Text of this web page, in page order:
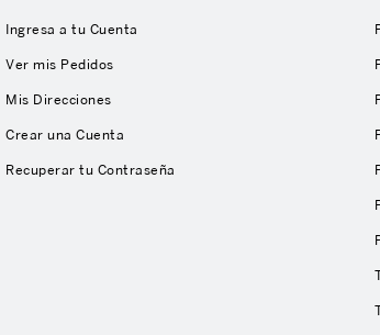
Ingresa a tu Cuenta
Ver mis Pedidos
Mis Direcciones
Crear una Cuenta
Recuperar tu Contraseña